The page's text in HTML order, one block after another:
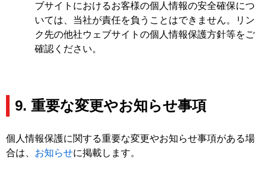
ブサイトにおけるお客様の個人情報の安全確保につ
いては、当社が責任を負うことはできません。リン
ク先の他社ウェブサイトの個人情報保護方針等をご
確認ください。
9. 重要な変更やお知らせ事項
個人情報保護に関する重要な変更やお知らせ事項がある場
合は、 お知らせに掲載します。